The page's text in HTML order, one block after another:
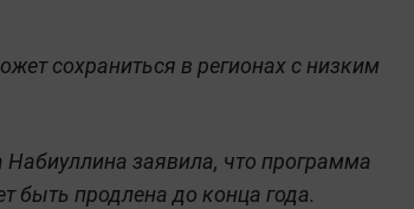
сохраниться в регионах с низким
заявила, что программа
быть продлена до конца года.